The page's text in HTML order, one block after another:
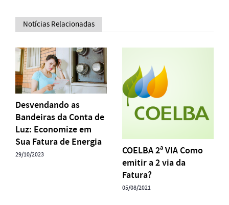
Notícias Relacionadas
Desvendando as
Bandeiras da Conta de
Luz: Economize em
Sua Fatura de Energia
29/10/2023
COELBA 2ª VIA Como
emitir a 2 via da
Fatura?
05/08/2021